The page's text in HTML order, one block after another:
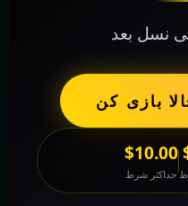
نسل بعد
بازی کن
$10.00
حداکثر شرط